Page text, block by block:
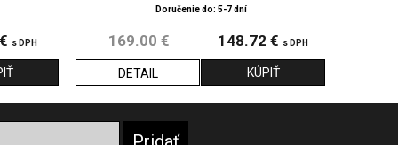
s DPH
Doručenie do: 5-7 dní
169.00 € 148.72 € s DPH
DETAIL